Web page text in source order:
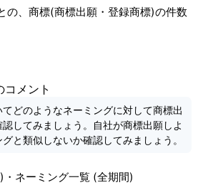
の、商標(商標出願・登録商標)の件数
コメント
てどのようなネーミングに対して商標出
してみましょう。自社が商標出願しよ
と類似しないか確認してみましょう。
ネーミング一覧 (全期間)